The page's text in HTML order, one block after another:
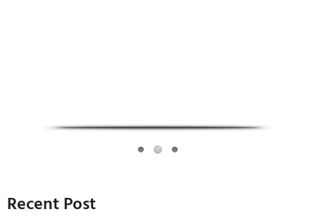
Recent Post